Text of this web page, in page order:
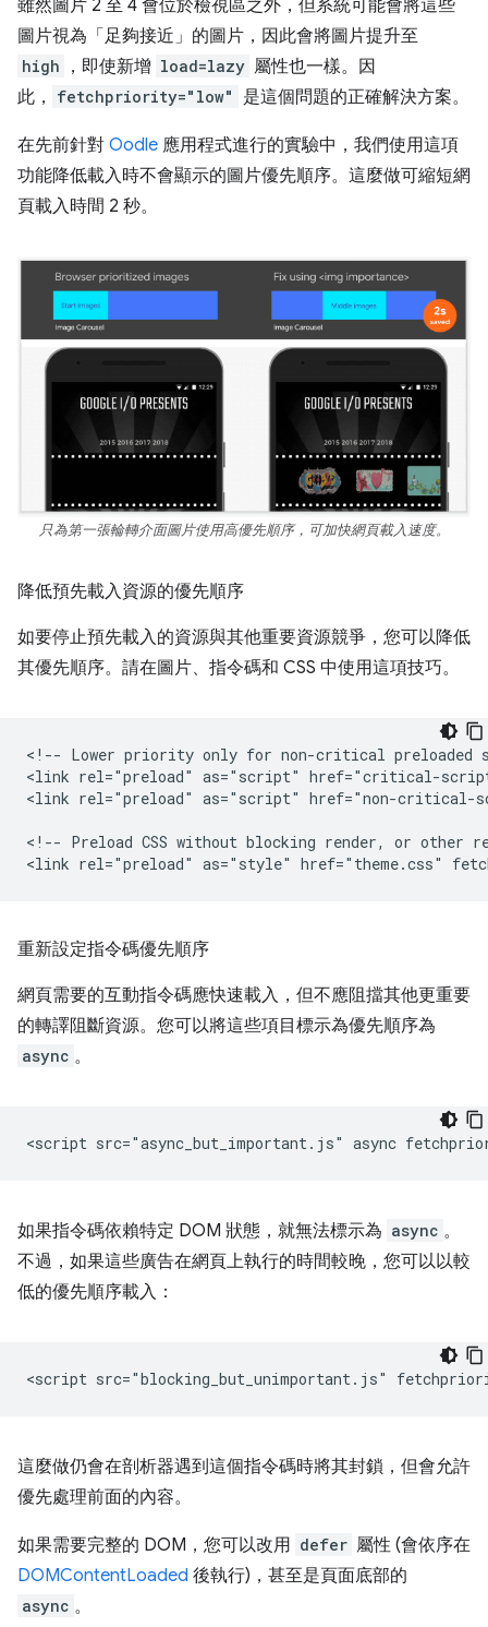
雖然圖片 2 至 4 會位於檢視區之外，但系統可能會將這些
圖片視為「足夠接近」的圖片，因此會將圖片提升至
high ，即使新增 load=lazy 屬性也一樣。因
此，
fetchpriority="low" 是這個問題的正確解決方案。
在先前針對 Oodle 應用程式進行的實驗中，我們使用這項
功能降低載入時不會顯示的圖片優先順序。這麼做可縮短網
頁載入時間 2 秒。
只為第一張輪轉介面圖片使用高優先順序，可加快網頁載入速度。
降低預先載入資源的優先順序
如要停止預先載入的資源與其他重要資源競爭，您可以降低
其優先順序。請在圖片、指令碼和 CSS 中使用這項技巧。
<!-- Lower priority only for non-critical preloaded
<link rel="preload" as="script" href="critical-
<link rel="preload" as="script" href="non-
<!-- Preload CSS without blocking render, or other
重新設定指令碼優先順序
網頁需要的互動指令碼應快速載入，但不應阻擋其他更重要
的轉譯阻斷資源。您可以將這些項目標示為優先順序為
async 。
如果指令碼依賴特定 DOM 狀態，就無法標示為 async 。
不過，如果這些廣告在網頁上執行的時間較晚，您可以以較
低的優先順序載入：
這麼做仍會在剖析器遇到這個指令碼時將其封鎖，但會允許
優先處理前面的內容。
如果需要完整的 DOM，您可以改用 defer 屬性 (會依序在
DOMContentLoaded 後執行)，甚至是頁面底部的
async 。